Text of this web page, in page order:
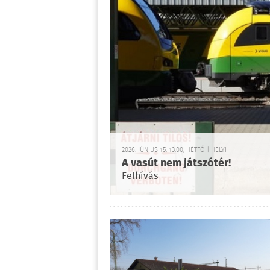
2026. JÚNIUS 15. 13:00, HÉTFŐ | HELYI
A vasút nem játszótér!
Felhívás